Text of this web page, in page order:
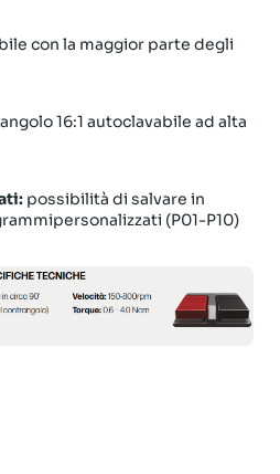
con la maggior parte degli
16:1 autoclavabile ad alta
possibilità di salvare in
(P01-P10)